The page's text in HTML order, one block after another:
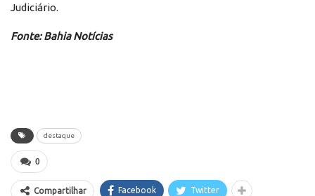
Judiciário.
Fonte: Bahia Notícias
destaque
0
Compartilhar Facebook Twitter